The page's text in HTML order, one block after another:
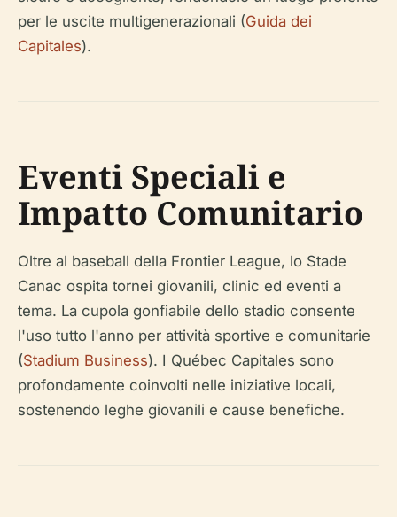
per le uscite multigenerazionali (Guida dei
Capitales).
Eventi Speciali e
Impatto Comunitario
Oltre al baseball della Frontier League, lo Stade
Canac ospita tornei giovanili, clinic ed eventi a
tema. La cupola gonfiabile dello stadio consente
l'uso tutto l'anno per attività sportive e comunitarie
(Stadium Business). I Québec Capitales sono
profondamente coinvolti nelle iniziative locali,
sostenendo leghe giovanili e cause benefiche.